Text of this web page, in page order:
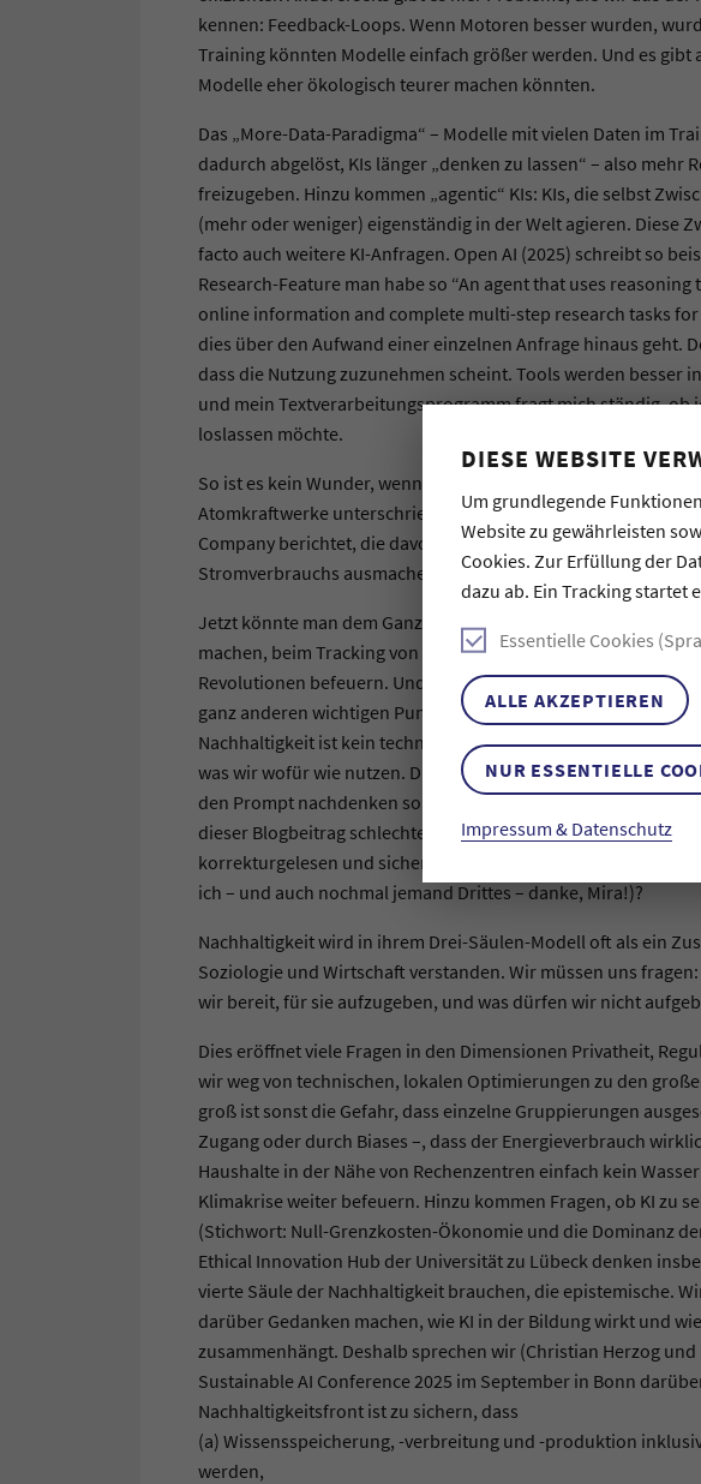
DIESE WEBSITE
Um grundlegende
Website zu gewährleisten
Cookies. Zur Erfüllung der
dazu ab. Ein Tracking startet
Essentielle Cookies
ALLE AKZEPTIEREN
NUR ESSENTIELLE
Impressum & Datenschutz
kennen: Feedback-Loops. Wenn Motoren besser wurden,
Training könnten Modelle einfach größer werden. Und es gibt
Modelle eher ökologisch teurer machen könnten.
Das „More-Data-Paradigma“ – Modelle mit vielen Daten im
dadurch abgelöst, KIs länger „denken zu lassen“ – also mehr
freizugeben. Hinzu kommen „agentic“ KIs: KIs, die selbst
(mehr oder weniger) eigenständig in der Welt agieren. Diese
facto auch weitere KI-Anfragen. Open AI (2025) schreibt so
Research-Feature man habe so “An agent that uses
online information and complete multi-step research tasks for
dies über den Aufwand einer einzelnen Anfrage hinaus geht.
dass die Nutzung zuzunehmen scheint. Tools werden besser
und mein Textverarbeitungsprogramm fragt mich ständig, ob
loslassen möchte.
So ist es kein Wunder, wenn die Tagesschau berichtet, dass
Atomkraftwerke unterschrieb (Tagesschau, 2024), und von
Company berichtet, die davon ausgeht, dass KI im Jahr 2030
Stromverbrauchs ausmachen könnte (Tagesschau, 2024).
Jetzt könnte man dem Ganzen entgegnen: Aber KI könnte
machen, beim Tracking von ökologischen Faktoren helfen und
Revolutionen befeuern. Und auch hier ist durchaus etwas
ganz anderen wichtigen Punkt, bei dem auch die
Nachhaltigkeit ist kein technisches Problem, es ist ein sozio-
was wir wofür wie nutzen. Dies bringt uns noch einmal zum
den Prompt nachdenken sollten: Was macht die KI mit
dieser Blogbeitrag schlechter geworden? Habe ich diesen Text
korrekturgelesen und sichergestellt, dass zum Beispiel kein
ich – und auch nochmal jemand Drittes – danke, Mira!)?
Nachhaltigkeit wird in ihrem Drei-Säulen-Modell oft als ein
Soziologie und Wirtschaft verstanden. Wir müssen uns
wir bereit, für sie aufzugeben, und was dürfen wir nicht
Dies eröffnet viele Fragen in den Dimensionen Privatheit,
wir weg von technischen, lokalen Optimierungen zu den
groß ist sonst die Gefahr, dass einzelne Gruppierungen
Zugang oder durch Biases –, dass der Energieverbrauch
Haushalte in der Nähe von Rechenzentren einfach kein
Klimakrise weiter befeuern. Hinzu kommen Fragen, ob KI zu
(Stichwort: Null-Grenzkosten-Ökonomie und die Dominanz
Ethical Innovation Hub der Universität zu Lübeck denken
vierte Säule der Nachhaltigkeit brauchen, die epistemische.
darüber Gedanken machen, wie KI in der Bildung wirkt und
zusammenhängt. Deshalb sprechen wir (Christian Herzog
Sustainable AI Conference 2025 im September in Bonn
Nachhaltigkeitsfront ist zu sichern, dass
(a) Wissensspeicherung, -verbreitung und -produktion
werden,